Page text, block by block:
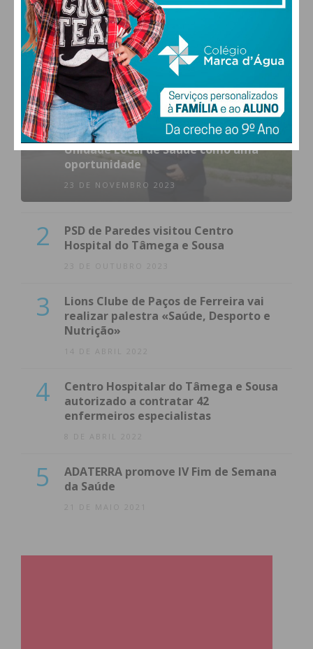
1
(VÍDEO) Carlos Alberto Silva vê
Unidade Local de Saúde como uma
oportunidade
23 DE NOVEMBRO 2023
2
PSD de Paredes visitou Centro
Hospital do Tâmega e Sousa
23 DE OUTUBRO 2023
3
Lions Clube de Paços de Ferreira vai
realizar palestra «Saúde, Desporto e
Nutrição»
14 DE ABRIL 2022
4
Centro Hospitalar do Tâmega e Sousa
autorizado a contratar 42
enfermeiros especialistas
8 DE ABRIL 2022
5
ADATERRA promove IV Fim de Semana
da Saúde
21 DE MAIO 2021